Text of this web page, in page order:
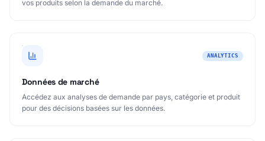
ANALYTICS
Données de marché
Accédez aux analyses de demande par pays, catégorie et produit
pour des décisions basées sur les données.